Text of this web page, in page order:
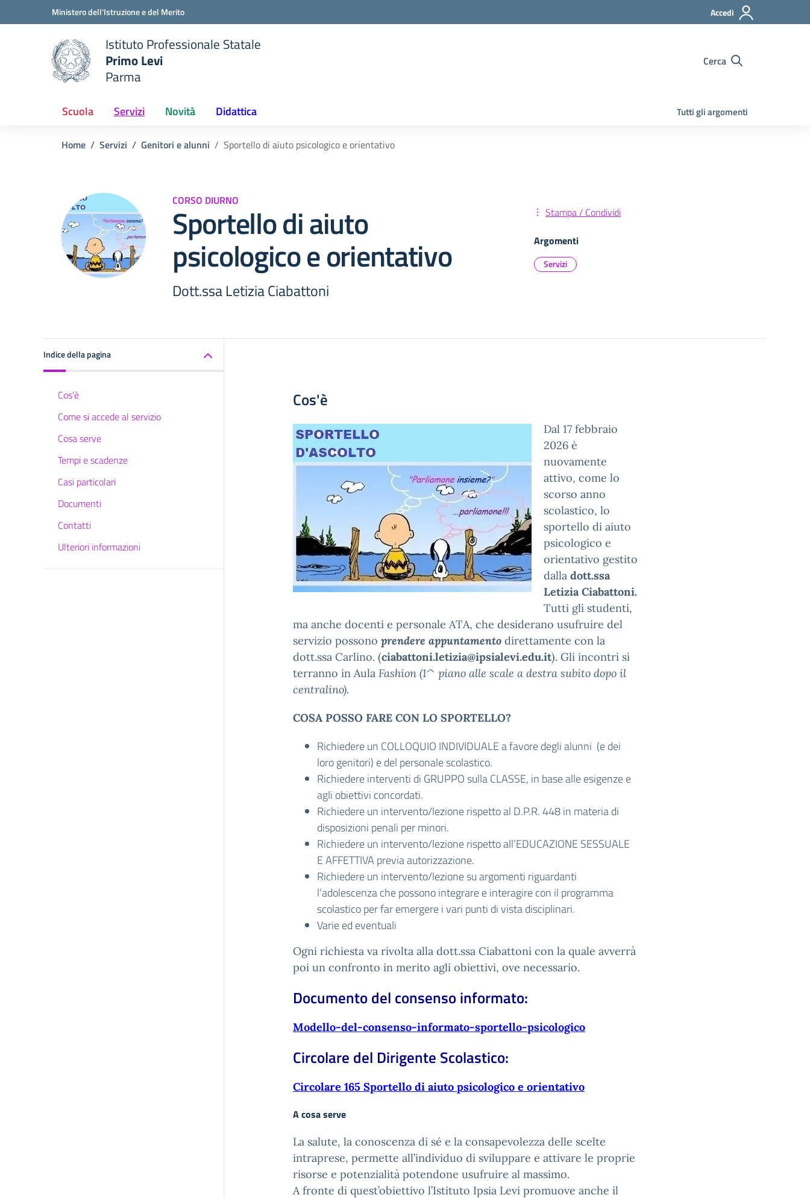
Vai ai contenuti
Vai al menu di navigazioneMinistero dell'Istruzione e del Merito Accedi
scuola
Istituto Professionale Statale
Primo Levi
Parma
Cerca
Scuola Servizi Novità Didattica Tutti gli argomenti
Home Servizi Genitori e alunni Sportello di aiuto psicologico e orientativo
CORSO DIURNO
Sportello di aiuto
psicologico e orientativo
Dott.ssa Letizia Ciabattoni
Stampa / Condividi
Argomenti
Servizi
Indice della pagina
Cos'è
Come si accede al servizio
Cosa serve
Tempi e scadenze
Casi particolari
Documenti
Contatti
Ulteriori informazioni
Cos'è
Dal 17 febbraio
2026 è
nuovamente
attivo, come lo
scorso anno
scolastico, lo
sportello di aiuto
psicologico e
orientativo gestito
dalla dott.ssa
Letizia Ciabattoni.
Tutti gli studenti,
ma anche docenti e personale ATA, che desiderano usufruire del
servizio possono prendere appuntamento direttamente con la
dott.ssa Carlino. (ciabattoni.letizia@ipsialevi.edu.it). Gli incontri si
terranno in Aula Fashion (1^ piano alle scale a destra subito dopo il
centralino).
COSA POSSO FARE CON LO SPORTELLO?
Richiedere un COLLOQUIO INDIVIDUALE a favore degli alunni (e dei
loro genitori) e del personale scolastico.
Richiedere interventi di GRUPPO sulla CLASSE, in base alle esigenze e
agli obiettivi concordati.
Richiedere un intervento/lezione rispetto al D.P.R. 448 in materia di
disposizioni penali per minori.
Richiedere un intervento/lezione rispetto all’EDUCAZIONE SESSUALE
E AFFETTIVA previa autorizzazione.
Richiedere un intervento/lezione su argomenti riguardanti
l’adolescenza che possono integrare e interagire con il programma
scolastico per far emergere i vari punti di vista disciplinari.
Varie ed eventuali
Ogni richiesta va rivolta alla dott.ssa Ciabattoni con la quale avverrà
poi un confronto in merito agli obiettivi, ove necessario.
Documento del consenso informato:
Modello-del-consenso-informato-sportello-psicologico
Circolare del Dirigente Scolastico:
Circolare 165 Sportello di aiuto psicologico e orientativo
A cosa serve
La salute, la conoscenza di sé e la consapevolezza delle scelte
intraprese, permette all’individuo di sviluppare e attivare le proprie
risorse e potenzialità potendone usufruire al massimo.
A fronte di quest’obiettivo l’Istituto Ipsia Levi promuove anche il